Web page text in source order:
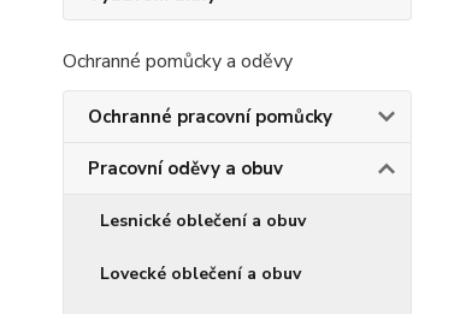
Ochranné pomůcky a oděvy
Ochranné pracovní pomůcky
Pracovní oděvy a obuv
Lesnické oblečení a obuv
Lovecké oblečení a obuv